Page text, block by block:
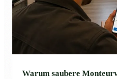
Warum saubere